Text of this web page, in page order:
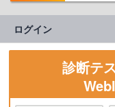
ログイン
診断テ